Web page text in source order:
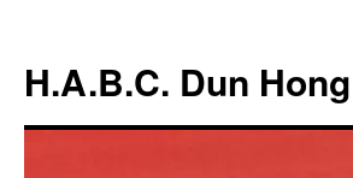
de
inhoud
H.A.B.C. Dun Hong